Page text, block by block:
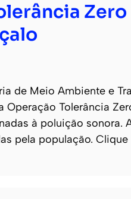
de Meio Ambiente e
Operação Tolerância
à poluição sonora.
pela população.